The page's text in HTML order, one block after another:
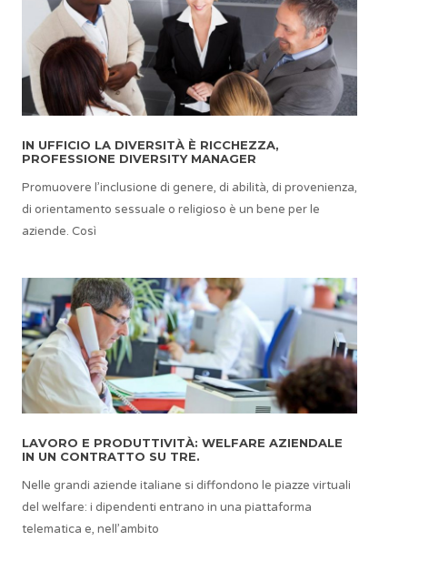
IN UFFICIO LA DIVERSITÀ È RICCHEZZA,
PROFESSIONE DIVERSITY MANAGER
Promuovere l’inclusione di genere, di abilità, di provenienza,
di orientamento sessuale o religioso è un bene per le
aziende. Così
LAVORO E PRODUTTIVITÀ: WELFARE AZIENDALE
IN UN CONTRATTO SU TRE.
Nelle grandi aziende italiane si diffondono le piazze virtuali
del welfare: i dipendenti entrano in una piattaforma
telematica e, nell’ambito